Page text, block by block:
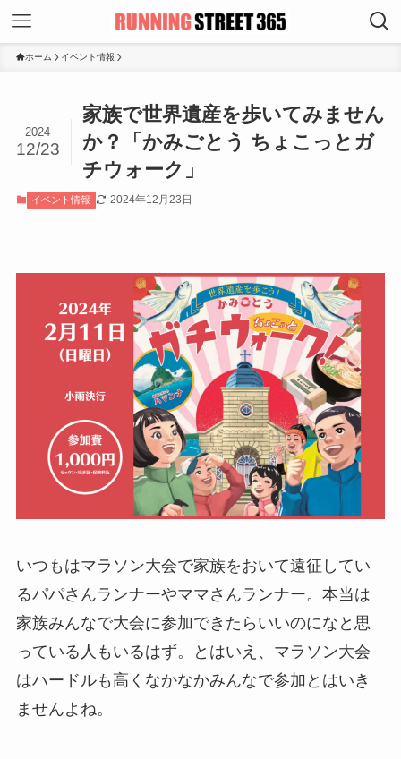
ホーム イベント情報
家族で世界遺産を歩いてみません
か？「かみごとう ちょこっとガ
チウォーク」
2024
12/23
イベント情報 2024年12月23日
いつもはマラソン大会で家族をおいて遠征してい
るパパさんランナーやママさんランナー。本当は
家族みんなで大会に参加できたらいいのになと思
っている人もいるはず。とはいえ、マラソン大会
はハードルも高くなかなかみんなで参加とはいき
ませんよね。